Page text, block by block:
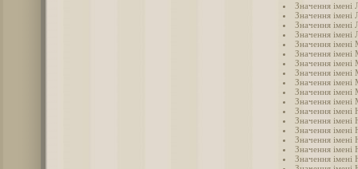
Значення імені
Значення імені
Значення імені
Значення імені
Значення імені
Значення імені
Значення імені
Значення імені
Значення імені
Значення імені
Значення імені
Значення імені
Значення імені
Значення імені
Значення імені
Значення імені
Значення імені